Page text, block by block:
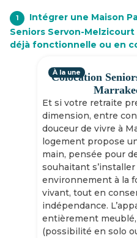
1
Intégrer une Maison
Seniors Servon-
déjà fonctionnelle ou en
Colocation
Et si votre retraite
dimension, entre
douceur de vivre à
logement propose
main, pensée pour
souhaitant
environnement à la
vivant, tout en
indépendance.
entièrement
(possibilité en solo
À la une